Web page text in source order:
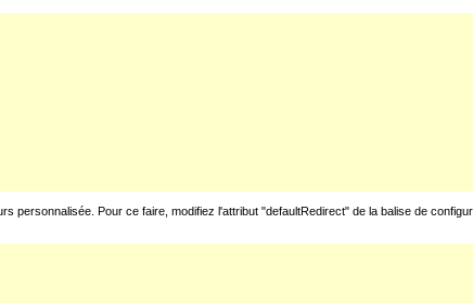
personnalisée. Pour ce faire, modifiez l'attribut "defaultRedirect" de la balise de